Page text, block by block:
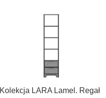
Kolekcja LARA Lamel. Regał